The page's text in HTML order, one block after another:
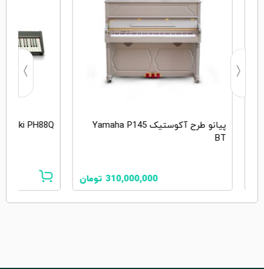
پیانو طرح آکوستیک Yamaha P145
BT
310,000,000 تومان
PH88Q